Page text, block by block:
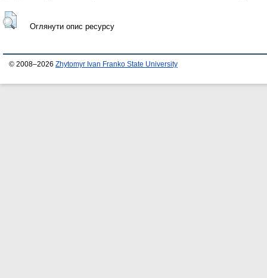
Оглянути опис ресурсу
© 2008–2026 Zhytomyr Ivan Franko State University